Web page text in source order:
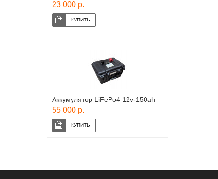
23 000 р.
Аккумулятор LiFePo4 12v-150ah
55 000 р.